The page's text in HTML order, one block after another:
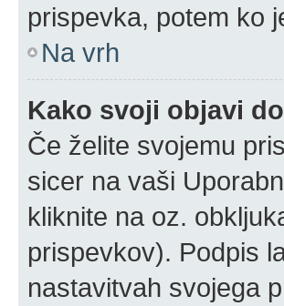
prispevka, potem ko
Na vrh
Kako svoji objavi
Če želite svojemu
sicer na vaši
kliknite na oz.
prispevkov). Podpis
nastavitvah svojega